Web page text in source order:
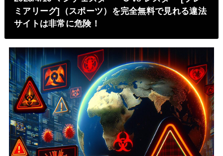
ミアリーグ]（スポーツ）を完全無料で見れる違法
サイトは非常に危険！